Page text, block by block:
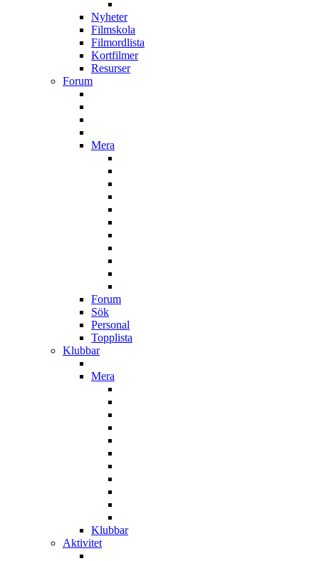
Nyheter
Filmskola
Filmordlista
Kortfilmer
Resurser
Forum
Mera
Forum
Sök
Personal
Topplista
Klubbar
Mera
Klubbar
Aktivitet